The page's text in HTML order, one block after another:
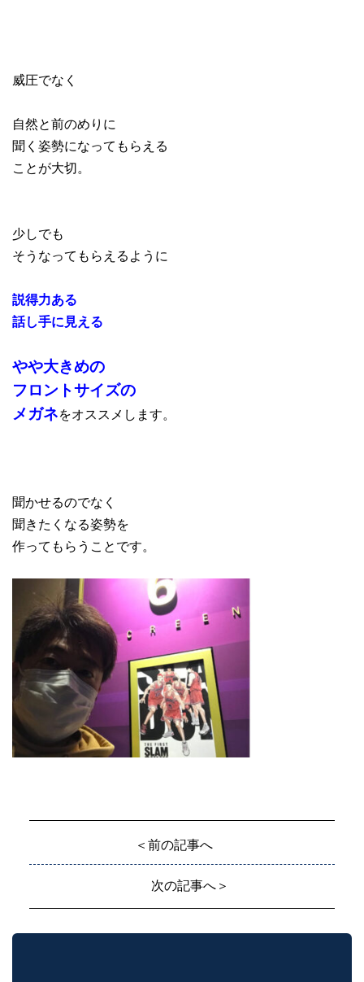
威圧でなく
自然と前のめりに
聞く姿勢になってもらえる
ことが大切。
少しでも
そうなってもらえるように
説得力ある
話し手に見える
やや大きめの
フロントサイズの
メガネをオススメします。
聞かせるのでなく
聞きたくなる姿勢を
作ってもらうことです。
＜前の記事へ
次の記事へ＞